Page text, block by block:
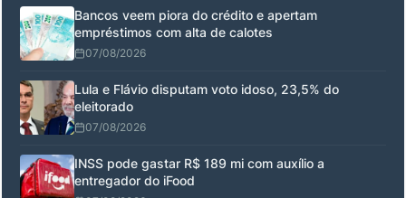
Bancos veem piora do crédito e apertam
empréstimos com alta de calotes
07/08/2026
Lula e Flávio disputam voto idoso, 23,5% do
eleitorado
07/08/2026
INSS pode gastar R$ 189 mi com auxílio a
entregador do iFood